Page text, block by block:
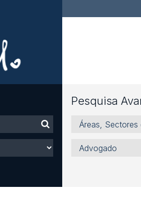
Pesquisa
Áreas,
Sectores
Serviços
Advogado